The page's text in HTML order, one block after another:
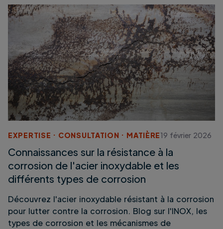
EXPERTISE CONSULTATION MATIÈRE19 février 2026
Connaissances sur la résistance à la
corrosion de l'acier inoxydable et les
différents types de corrosion
Découvrez l'acier inoxydable résistant à la corrosion
pour lutter contre la corrosion. Blog sur l'INOX, les
types de corrosion et les mécanismes de